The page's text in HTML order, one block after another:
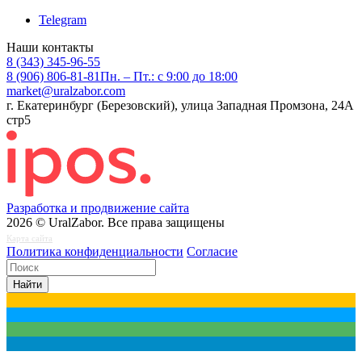
Telegram
Наши контакты
8 (343) 345-96-55
8 (906) 806-81-81Пн. – Пт.: с 9:00 до 18:00
market@uralzabor.com
г. Екатеринбург (Березовский), улица Западная Промзона, 24А
стр5
Разработка и продвижение сайта
2026 © UralZabor. Все права защищены
Карта сайта
Политика конфиденциальности Согласие
Найти